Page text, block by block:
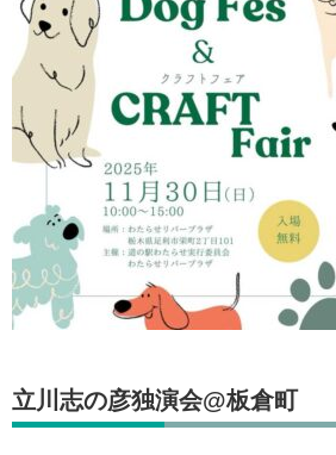
立川志の彦独演会@板倉町